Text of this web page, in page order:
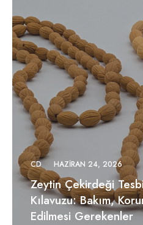
CD HAZIRAN 24, 2026
Zeytin Çekirdeği
Kılavuzu: Bakım,
Edilmesi Gerekenler